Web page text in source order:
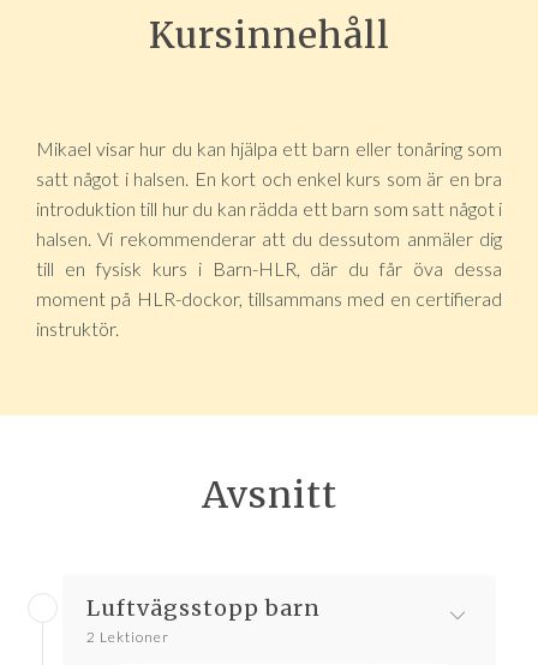
Kursinnehåll
Mikael visar hur du kan hjälpa ett barn eller tonåring som
satt något i halsen. En kort och enkel kurs som är en bra
introduktion till hur du kan rädda ett barn som satt något i
halsen. Vi rekommenderar att du dessutom anmäler dig
till en fysisk kurs i Barn-HLR, där du får öva dessa
moment på HLR-dockor, tillsammans med en certifierad
instruktör.
Avsnitt
Luftvägsstopp barn
2 Lektioner